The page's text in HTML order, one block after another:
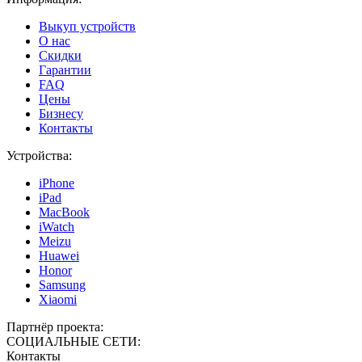
Выкуп устройств
О нас
Скидки
Гарантии
FAQ
Цены
Бизнесу
Контакты
Устройства:
iPhone
iPad
MacBook
iWatch
Meizu
Huawei
Honor
Samsung
Xiaomi
Партнёр проекта:
СОЦИАЛЬНЫЕ СЕТИ:
Контакты